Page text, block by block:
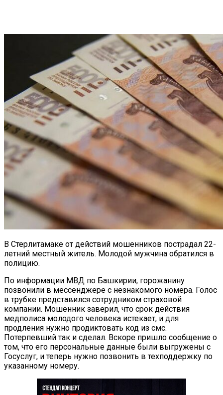
В Стерлитамаке от действий мошенников пострадал 22-
летний местный житель. Молодой мужчина обратился в
полицию.
По информации МВД по Башкирии, горожанину
позвонили в мессенджере с незнакомого номера. Голос
в трубке представился сотрудником страховой
компании. Мошенник заверил, что срок действия
медполиса молодого человека истекает, и для
продления нужно продиктовать код из смс.
Потерпевший так и сделал. Вскоре пришло сообщение о
том, что его персональные данные были выгружены с
Госуслуг, и теперь нужно позвонить в техподдержку по
указанному номеру.